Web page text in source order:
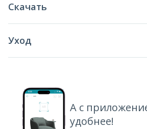
Скачать
Уход
А с
удобнее!